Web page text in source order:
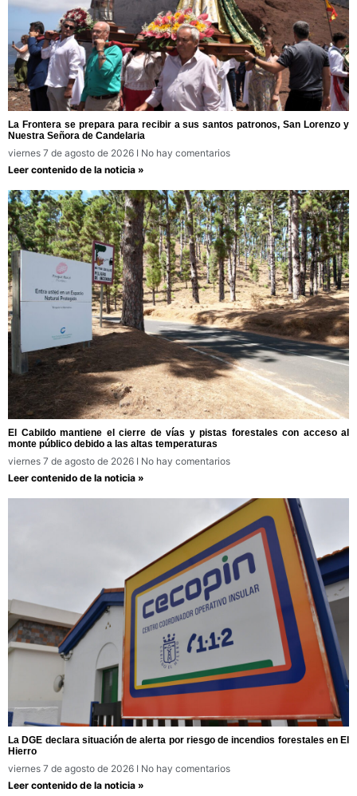
La Frontera se prepara para recibir a sus santos patronos, San Lorenzo y
Nuestra Señora de Candelaria
viernes 7 de agosto de 2026
No hay comentarios
Leer contenido de la noticia »
El Cabildo mantiene el cierre de vías y pistas forestales con acceso al
monte público debido a las altas temperaturas
viernes 7 de agosto de 2026
No hay comentarios
Leer contenido de la noticia »
La DGE declara situación de alerta por riesgo de incendios forestales en El
Hierro
viernes 7 de agosto de 2026
No hay comentarios
Leer contenido de la noticia »